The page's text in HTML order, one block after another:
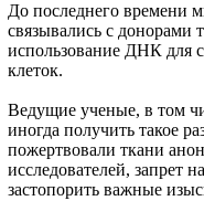
До последнего времени
связывались с донорами
использование ДНК для
клеток.
Ведущие ученые, в том
иногда получить такое
пожертвовали ткани
исследователей, запрет
застопорить важные